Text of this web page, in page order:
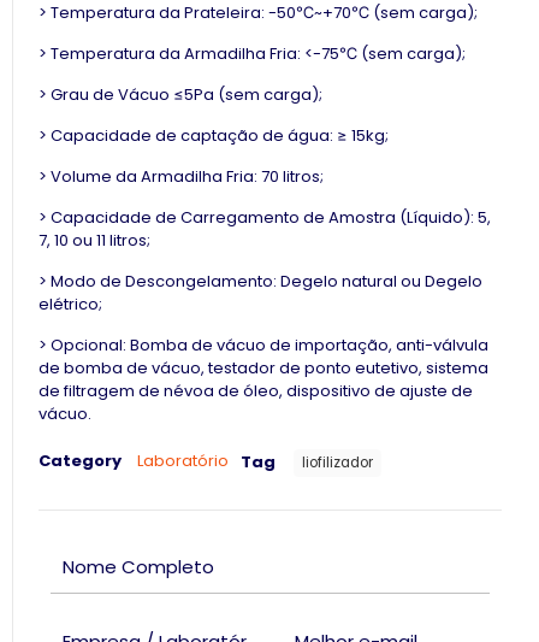
> Temperatura da Prateleira: -50℃~+70℃ (sem carga);
> Temperatura da Armadilha Fria: <-75℃ (sem carga);
> Grau de Vácuo ≤5Pa (sem carga);
> Capacidade de captação de água: ≥ 15kg;
> Volume da Armadilha Fria: 70 litros;
> Capacidade de Carregamento de Amostra (Líquido): 5,
7, 10 ou 11 litros;
> Modo de Descongelamento: Degelo natural ou Degelo
elétrico;
> Opcional: Bomba de vácuo de importação, anti-válvula
de bomba de vácuo, testador de ponto eutetivo, sistema
de filtragem de névoa de óleo, dispositivo de ajuste de
vácuo.
Category Laboratório Tag liofilizador